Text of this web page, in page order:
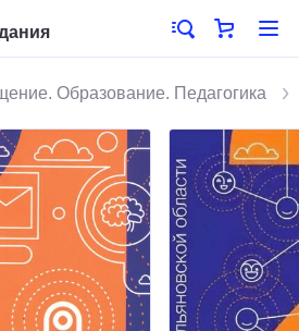
Образование. Педагогика